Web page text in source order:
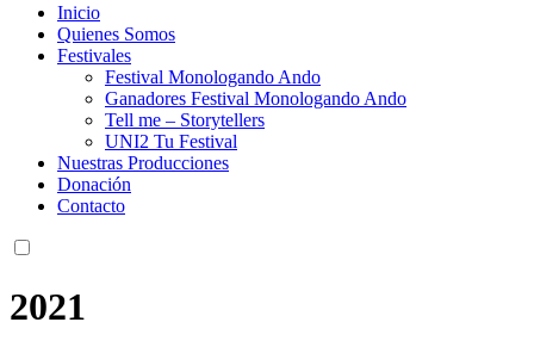
Inicio
Quienes Somos
Festivales
Festival Monologando Ando
Ganadores Festival Monologando Ando
Tell me – Storytellers
UNI2 Tu Festival
Nuestras Producciones
Donación
Contacto
2021